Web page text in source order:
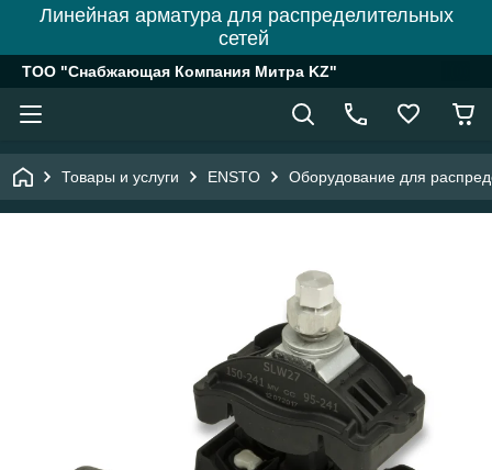
Линейная арматура для распределительных
сетей
ТОО "Снабжающая Компания Митра KZ"
Товары и услуги ENSTO Оборудование для